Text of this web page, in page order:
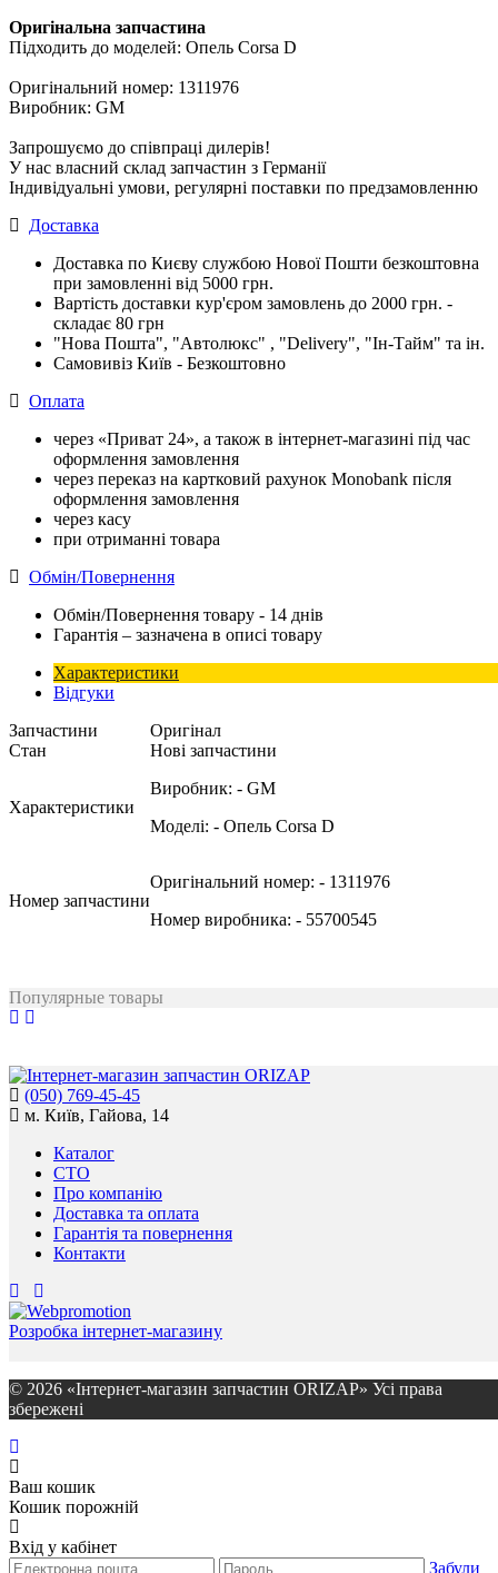
Оригінальна запчастина
Підходить до моделей: Опель Corsa D
Оригінальний номер: 1311976
Виробник: GM
Запрошуємо до співпраці дилерів!
У нас власний склад запчастин з Германії
Індивідуальні умови, регулярні поставки по предзамовленню
Доставка
Доставка по Києву службою Нової Пошти безкоштовна
при замовленні від 5000 грн.
Вартість доставки кур'єром замовлень до 2000 грн. -
складає 80 грн
"Нова Пошта", "Автолюкс" , "Delivery", "Iн-Тайм" та ін.
Самовивіз Київ - Безкоштовно
Оплата
через «Приват 24», а також в інтернет-магазині під час
оформлення замовлення
через переказ на картковий рахунок Monobank після
оформлення замовлення
через касу
при отриманні товара
Обмін/Повернення
Обмін/Повернення товару - 14 днів
Гарантія – зазначена в описі товару
Характеристики
Відгуки
Запчастини
Оригінал
Стан
Нові запчастини
Характеристики
Виробник: - GM
Моделі: - Опель Corsa D
Номер запчастини
Оригінальний номер: - 1311976
Номер виробника: - 55700545
Популярные товары
(050) 769-45-45
м. Київ, Гайова, 14
Каталог
СТО
Про компанію
Доставка та оплата
Гарантія та повернення
Контакти
Розробка інтернет-магазину
© 2026 «Інтернет-магазин запчастин ORIZAP» Усі права
збережені
Ваш кошик
Кошик порожній
Вхід у кабінет
Забули